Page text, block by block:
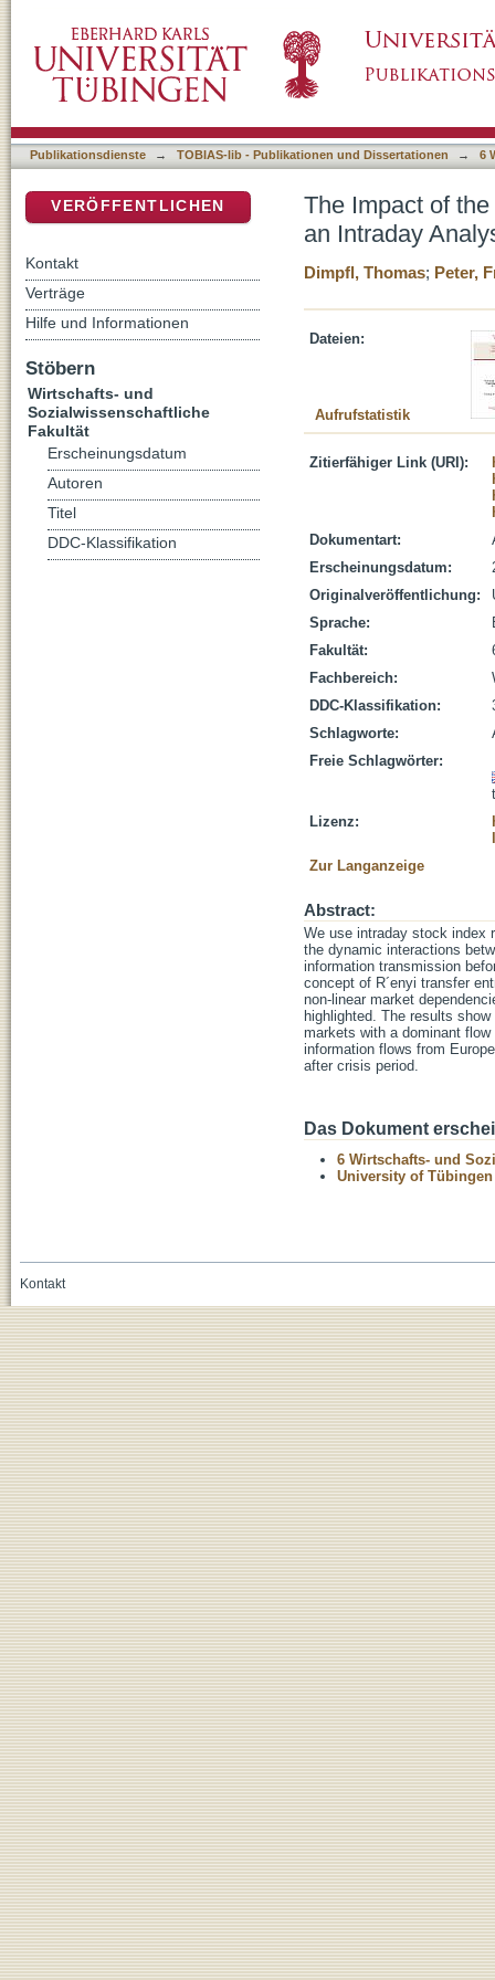
Publikationsdienste → TOBIAS-lib - Publikationen und Dissertationen → 6
The Impact of
an Intraday
Dimpfl, Thomas; Peter,
Dateien:
Aufrufstatistik
Zitierfähiger Link (URI):
Dokumentart:
Erscheinungsdatum:
Originalveröffentlichung:
Sprache:
Fakultät:
Fachbereich:
DDC-Klassifikation:
Schlagworte:
Freie Schlagwörter:
Lizenz:
Zur Langanzeige
Abstract:
We use intraday stock index
the dynamic interactions
information transmission
concept of R´enyi transfer
non-linear market
highlighted. The results
markets with a dominant
information flows from
after crisis period.
Das Dokument
6 Wirtschafts- und
University of
VERÖFFENTLICHEN
Kontakt
Verträge
Hilfe und Informationen
Stöbern
Wirtschafts- und
Sozialwissenschaftliche
Fakultät
Erscheinungsdatum
Autoren
Titel
DDC-Klassifikation
Kontakt